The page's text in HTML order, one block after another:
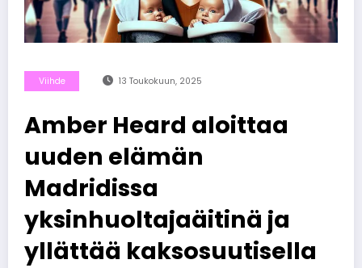
Viihde 13 Toukokuun, 2025
Amber Heard aloittaa
uuden elämän
Madridissa
yksinhuoltajaäitinä ja
yllättää kaksosuutisella